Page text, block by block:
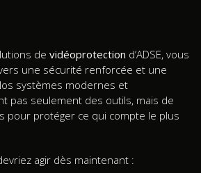
de vidéoprotection d’ADSE, vous
une sécurité renforcée et une
systèmes modernes et
pas seulement des outils, mais de
pour protéger ce qui compte le plus
agir dès maintenant :